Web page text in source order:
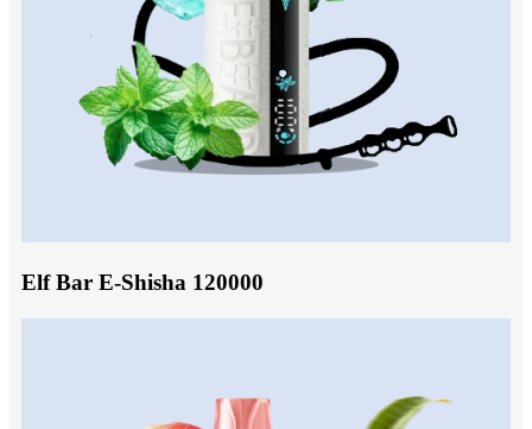
Elf Bar E-Shisha 120000